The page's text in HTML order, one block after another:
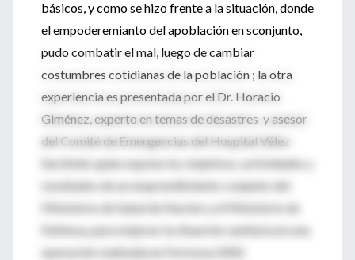
básicos, y como se hizo frente a la situación, donde
el empoderemianto del apoblación en sconjunto,
pudo combatir el mal, luego de cambiar
costumbres cotidianas de la población ; la otra
experiencia es presentada por el Dr. Horacio
Giménez, experto en temas de desastres y asesor
del Comité de Emergencias del Hospital Vélez
Sarsfield, quien expone los objetivos, actividades y
resultados de un emprendimiento conjunto del
Ministerio de Salud de Nación y el Ministerio de
Defensa, para mejorar la situación sanitaria en una
operación realizada en Formosa 2002.